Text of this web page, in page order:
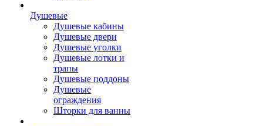
Душевые
Душевые кабины
Душевые двери
Душевые уголки
Душевые лотки и
трапы
Душевые поддоны
Душевые
ограждения
Шторки для ванны